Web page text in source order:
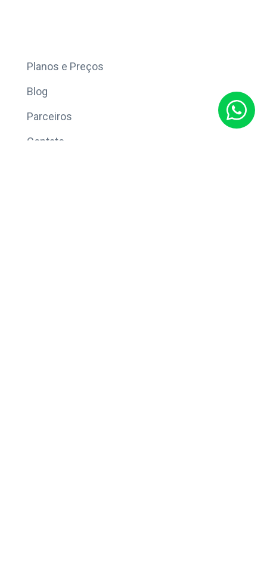
Planos e Preços
Blog
Parceiros
Contato